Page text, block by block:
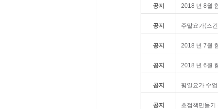
공지 2018 년 8월
공지 주말요가(스
공지 2018 년 7월
공지 2018 년 6월
공지 평일요가 수
공지 초점책만들기